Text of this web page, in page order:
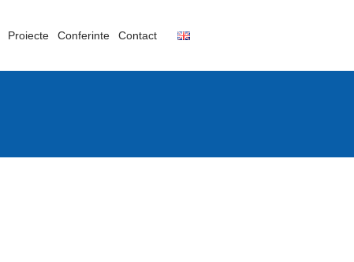
Proiecte Conferinte Contact